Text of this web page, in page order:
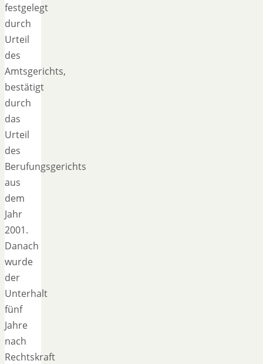
festgelegt
durch
Urteil
des
Amtsgerichts,
bestätigt
durch
das
Urteil
des
Berufungsgerichts
aus
dem
Jahr
2001.
Danach
wurde
der
Unterhalt
fünf
Jahre
nach
Rechtskraft